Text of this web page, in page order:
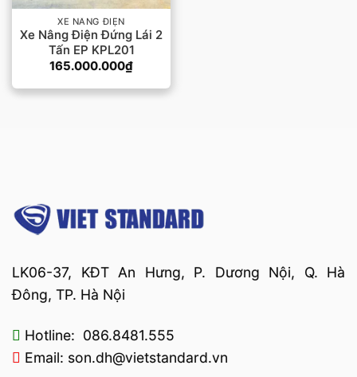
XE NÂNG ĐIỆN
Xe Nâng Điện Đứng Lái 2
Tấn EP KPL201
165.000.000₫
LK06-37, KĐT An Hưng, P. Dương Nội, Q. Hà
Đông, TP. Hà Nội
Hotline: 086.8481.555
Email: son.dh@vietstandard.vn